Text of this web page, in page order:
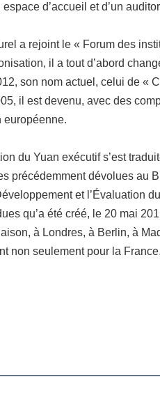
d’accueil et d’un
a rejoint le « Forum des
il a tout d’abord
son nom actuel, celui de «
il est devenu, avec des
européenne.
du Yuan exécutif s’est
précédemment dévolues au
et l’Évaluation
qu’a été créé, le 20 mai
à Londres, à Berlin, à
non seulement pour la